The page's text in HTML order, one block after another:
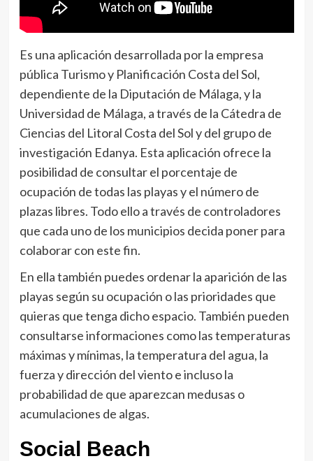
Es una aplicación desarrollada por la empresa
pública Turismo y Planificación Costa del Sol,
dependiente de la Diputación de Málaga, y la
Universidad de Málaga, a través de la Cátedra de
Ciencias del Litoral Costa del Sol y del grupo de
investigación Edanya. Esta aplicación ofrece la
posibilidad de consultar el porcentaje de
ocupación de todas las playas y el número de
plazas libres. Todo ello a través de controladores
que cada uno de los municipios decida poner para
colaborar con este fin.
En ella también puedes ordenar la aparición de las
playas según su ocupación o las prioridades que
quieras que tenga dicho espacio. También pueden
consultarse informaciones como las temperaturas
máximas y mínimas, la temperatura del agua, la
fuerza y dirección del viento e incluso la
probabilidad de que aparezcan medusas o
acumulaciones de algas.
Social Beach